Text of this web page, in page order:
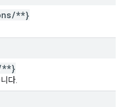
/**}
**}
다.